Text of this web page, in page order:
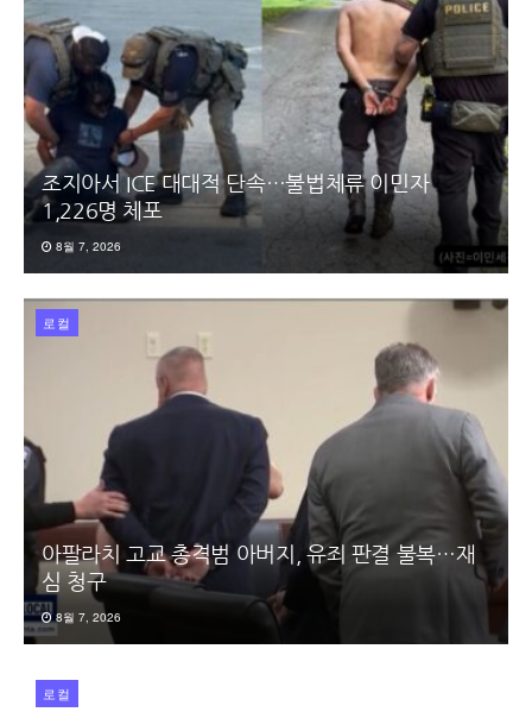
조지아서 ICE 대대적 단속…불법체류 이민자
1,226명 체포
8월 7, 2026
로컬
아팔라치 고교 총격범 아버지, 유죄 판결 불복…재
심 청구
8월 7, 2026
로컬